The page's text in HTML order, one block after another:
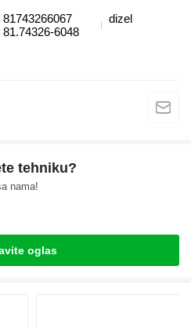
6048
dizel
tehniku?
nama!
oglas